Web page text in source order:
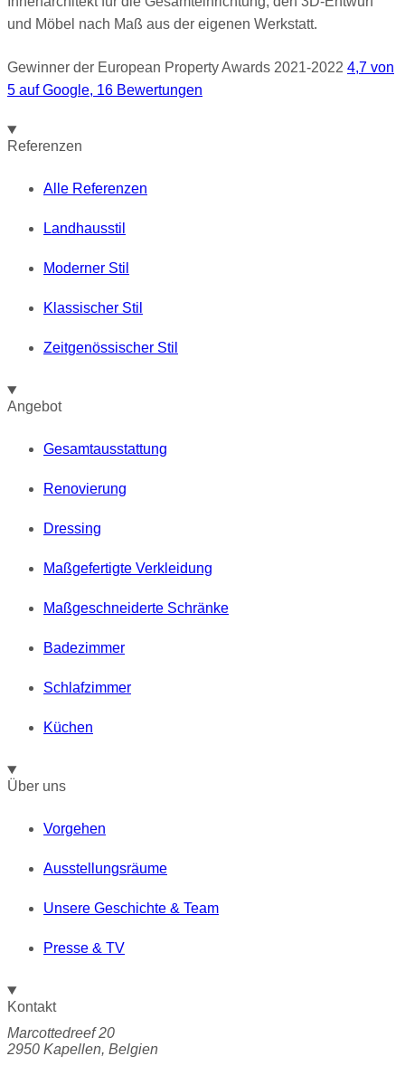
und Möbel nach Maß aus der eigenen Werkstatt.
Gewinner der European Property Awards 2021-2022 4,7 von
5 auf Google, 16 Bewertungen
Referenzen
Alle Referenzen
Landhausstil
Moderner Stil
Klassischer Stil
Zeitgenössischer Stil
Angebot
Gesamtausstattung
Renovierung
Dressing
Maßgefertigte Verkleidung
Maßgeschneiderte Schränke
Badezimmer
Schlafzimmer
Küchen
Über uns
Vorgehen
Ausstellungsräume
Unsere Geschichte & Team
Presse & TV
Kontakt
Marcottedreef 20
2950 Kapellen, Belgien